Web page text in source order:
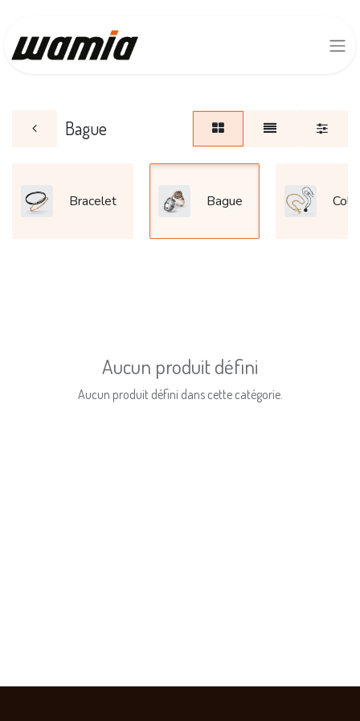
Bague
Bracelet Bague
Aucun produit défini
Aucun produit défini dans cette catégorie.